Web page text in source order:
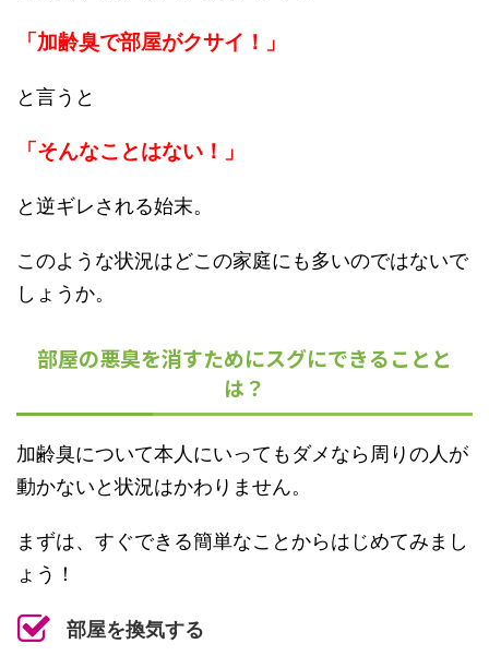
「加齢臭で部屋がクサイ！」
と言うと
「そんなことはない！」
と逆ギレされる始末。
このような状況はどこの家庭にも多いのではないで
しょうか。
部屋の悪臭を消すためにスグにできることと
は？
加齢臭について本人にいってもダメなら周りの人が
動かないと状況はかわりません。
まずは、すぐできる簡単なことからはじめてみまし
ょう！
部屋を換気する